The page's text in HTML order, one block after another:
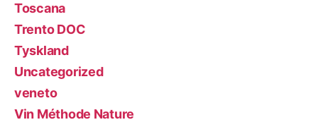
Toscana
Trento DOC
Tyskland
Uncategorized
veneto
Vin Méthode Nature